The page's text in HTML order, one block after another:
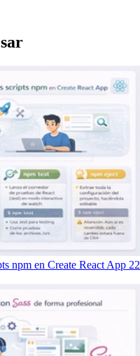
npm en Create React App 22